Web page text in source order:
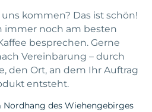
kommen? Das ist schön!
immer noch am besten
besprechen. Gerne
Vereinbarung – durch
den Ort, an dem Ihr Auftrag
entsteht.
Nordhang des Wiehengebirges